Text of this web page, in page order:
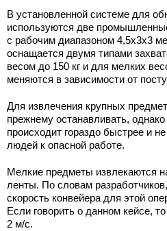
В установленной системе для
используются две
с рабочим диапазоном 4,5х3х3
оснащается двумя типами
весом до 150 кг и для мелких
меняются в зависимости от
Для извлечения крупных
прежнему останавливать,
происходит гораздо быстрее и
людей к опасной работе.
Мелкие предметы извлекаются
ленты. По словам
скорость конвейера для этой
Если говорить о данном кейсе,
2 м/с.